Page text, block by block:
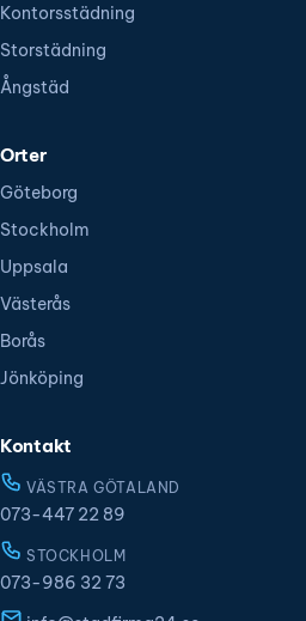
Kontorsstädning
Storstädning
Ångstäd
Orter
Göteborg
Stockholm
Uppsala
Västerås
Borås
Jönköping
Kontakt
VÄSTRA GÖTALAND
073-447 22 89
STOCKHOLM
073-986 32 73